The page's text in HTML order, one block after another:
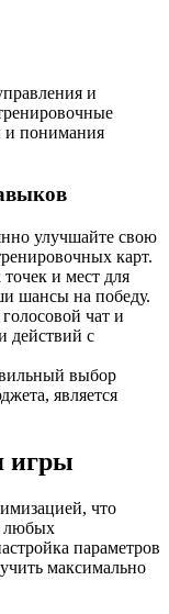
и
и понимания
улучшайте свою
карт.
и мест для
шансы на победу.
чат и
действий с
выбор
является
игры
что
любых
параметров
максимально